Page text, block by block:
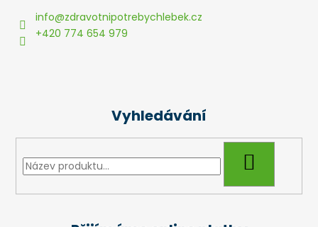
info@zdravotnipotrebychlebek.cz
+420 774 654 979
Vyhledávání